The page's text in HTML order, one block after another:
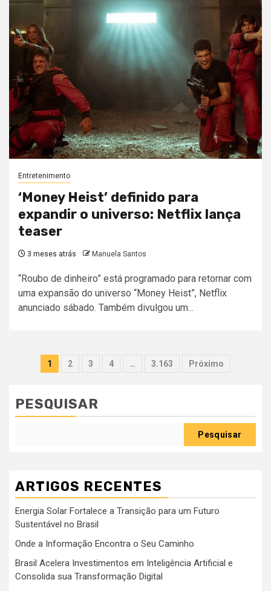
Entretenimento
‘Money Heist’ definido para
expandir o universo: Netflix lança
teaser
3 meses atrás Manuela Santos
“Roubo de dinheiro” está programado para retornar com
uma expansão do universo “Money Heist”, Netflix
anunciado sábado. Também divulgou um...
Paginação
conteúdos
1 2 3 4 … 3.163 Próximo
PESQUISAR
Pesquisar
ARTIGOS RECENTES
Energia Solar Fortalece a Transição para um Futuro
Sustentável no Brasil
Onde a Informação Encontra o Seu Caminho
Brasil Acelera Investimentos em Inteligência Artificial e
Consolida sua Transformação Digital